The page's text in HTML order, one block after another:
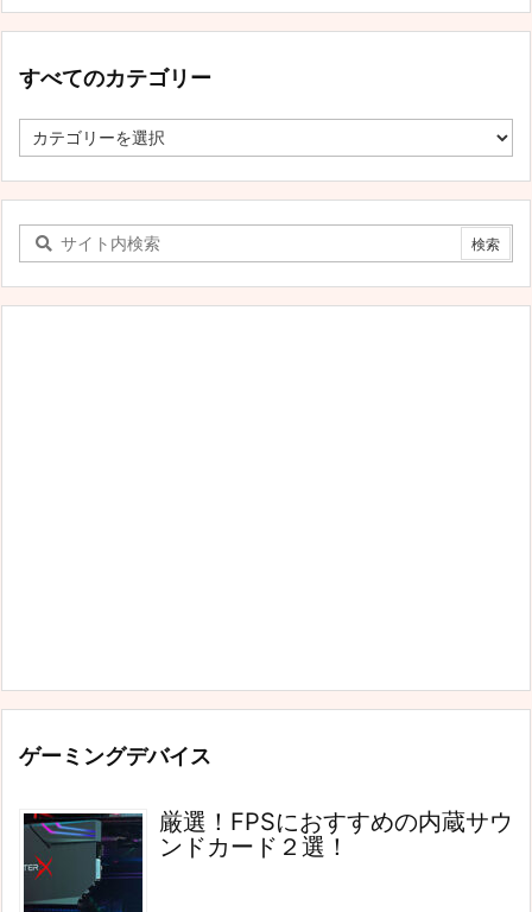
すべてのカテゴリー
べ
の
カ
ゴ
リ
ー
ゲーミングデバイス
厳選！FPSにおすすめの内蔵サウ
ンドカード２選！